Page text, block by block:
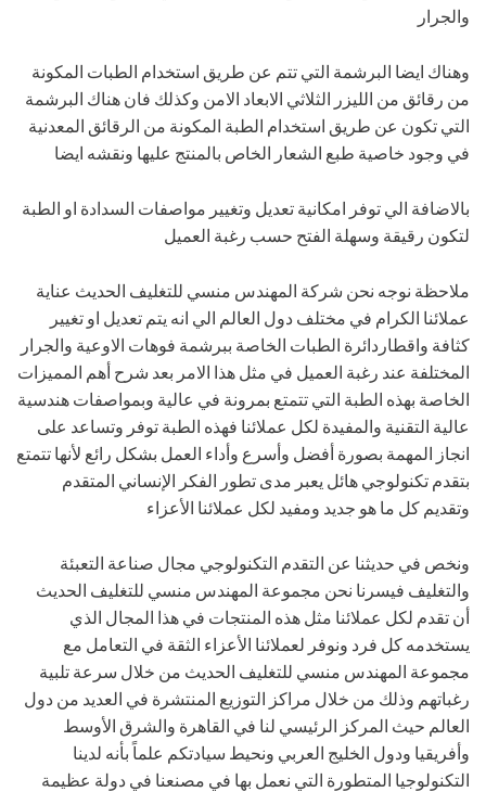
والجرار
وهناك ايضا البرشمة التي تتم عن طريق استخدام الطبات المكونة
من رقائق من الليزر الثلاثي الابعاد الامن وكذلك فان هناك البرشمة
التي تكون عن طريق استخدام الطبة المكونة من الرقائق المعدنية
في وجود خاصية طبع الشعار الخاص بالمنتج عليها ونقشه ايضا
بالاضافة الي توفر امكانية تعديل وتغيير مواصفات السدادة او الطبة
لتكون رقيقة وسهلة الفتح حسب رغبة العميل
ملاحظة نوجه نحن شركة المهندس منسي للتغليف الحديث عناية
عملائنا الكرام في مختلف دول العالم الي انه يتم تعديل او تغيير
كثافة واقطاردائرة الطبات الخاصة ببرشمة فوهات الاوعية والجرار
المختلفة عند رغبة العميل في مثل هذا الامر بعد شرح أهم المميزات
الخاصة بهذه الطبة التي تتمتع بمرونة في عالية وبمواصفات هندسية
عالية التقنية والمفيدة لكل عملائنا فهذه الطبة توفر وتساعد على
انجاز المهمة بصورة أفضل وأسرع وأداء العمل بشكل رائع لأنها تتمتع
بتقدم تكنولوجي هائل يعبر مدى تطور الفكر الإنساني المتقدم
وتقديم كل ما هو جديد ومفيد لكل عملائنا الأعزاء
ونخص في حديثنا عن التقدم التكنولوجي مجال صناعة التعبئة
والتغليف فيسرنا نحن مجموعة المهندس منسي للتغليف الحديث
أن تقدم لكل عملائنا مثل هذه المنتجات في هذا المجال الذي
يستخدمه كل فرد ونوفر لعملائنا الأعزاء الثقة في التعامل مع
مجموعة المهندس منسي للتغليف الحديث من خلال سرعة تلبية
رغباتهم وذلك من خلال مراكز التوزيع المنتشرة في العديد من دول
العالم حيث المركز الرئيسي لنا في القاهرة والشرق الأوسط
وأفريقيا ودول الخليج العربي ونحيط سيادتكم علماً بأنه لدينا
التكنولوجيا المتطورة التي نعمل بها في مصنعنا في دولة عظيمة